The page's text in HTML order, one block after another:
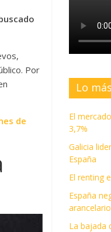
Por
de
Lo
El
3,7%
Galicia
España
El renting
España
La bajada